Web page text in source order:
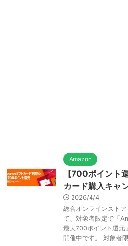
Amazon
【700ポイント
カード購入キャ
2026/4/4
総合オンラインスト
て、対象者限定で「
最大700ポイント還元
開催中です。 対象者